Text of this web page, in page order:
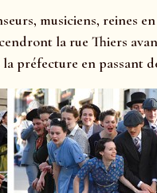
musiciens, reines
la rue Thiers
préfecture en passant